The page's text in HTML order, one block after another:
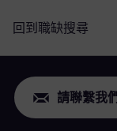
回到職缺搜尋
請聯繫我